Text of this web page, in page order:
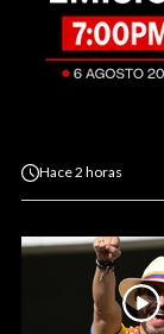
Hace2 horas